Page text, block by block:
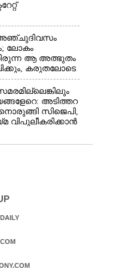
ലോകം
ആ അത്ഭുതം
കരുതലോടെ
അടിത്തറ
സിജെപി,​
വിപുലീകരിക്കാൻ